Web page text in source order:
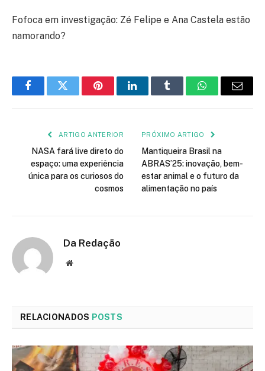
Fofoca em investigação: Zé Felipe e Ana Castela estão
namorando?
FacebookTwitter PinterestLinkedInTumblr WhatsApp
E-
ARTIGO ANTERIOR
NASA fará live direto do
espaço: uma experiência
única para os curiosos do
cosmos
PRÓXIMO ARTIGO
Mantiqueira Brasil na
ABRAS’25: inovação, bem-
estar animal e o futuro da
alimentação no país
Da Redação
Site
RELACIONADOS POSTS